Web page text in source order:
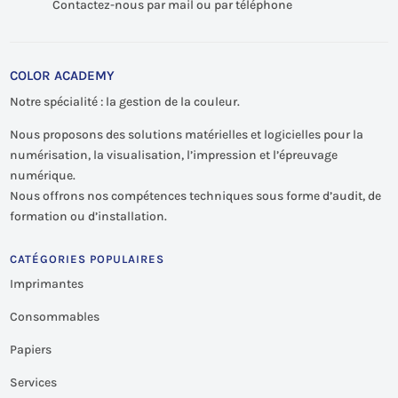
Contactez-nous par mail ou par téléphone
COLOR ACADEMY
Notre spécialité : la gestion de la couleur.
Nous proposons des solutions matérielles et logicielles pour la
numérisation, la visualisation, l’impression et l’épreuvage
numérique.
Nous offrons nos compétences techniques sous forme d’audit, de
formation ou d’installation.
CATÉGORIES POPULAIRES
Imprimantes
Consommables
Papiers
Services